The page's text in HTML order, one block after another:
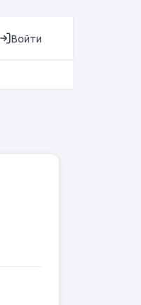
Войти